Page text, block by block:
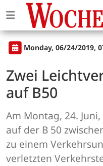
Monday, 06/24/2019,
Zwei
auf B50
Am Montag, 24.
auf der B 50
zu einem
verletzten